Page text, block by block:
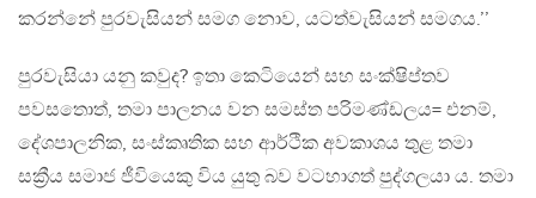
කරන්නේ පුරවැසියන් සමග නොව, යටත්වැසියන් සමගය.’’
පුරවැසියා යනු කවුද? ඉතා කෙටියෙන් සහ සංක්ෂිප්තව
පවසතොත්, තමා පාලනය වන සමස්ත පරිමණ්ඩලය= එනම්,
දේශපාලනික, සංස්කෘතික සහ ආර්ථික අවකාශය තුළ තමා
සක්‍රීය සමාජ ජීවියෙකු විය යුතු බව වටහාගත් පුද්ගලයා ය. තමා